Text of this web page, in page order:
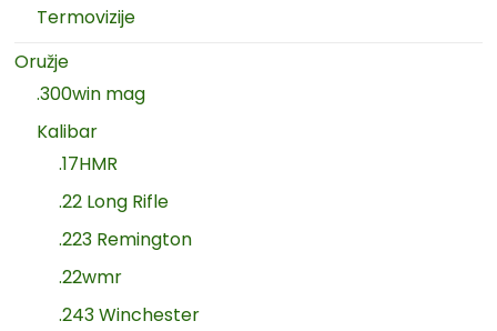
Termovizije
Oružje
.300win mag
Kalibar
.17HMR
.22 Long Rifle
.223 Remington
.22wmr
.243 Winchester